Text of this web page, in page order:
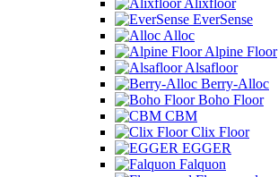
Alixfloor
EverSense
Alloc
Alpine Floor
Alsafloor
Berry-Alloc
Boho Floor
CBM
Clix Floor
EGGER
Falquon